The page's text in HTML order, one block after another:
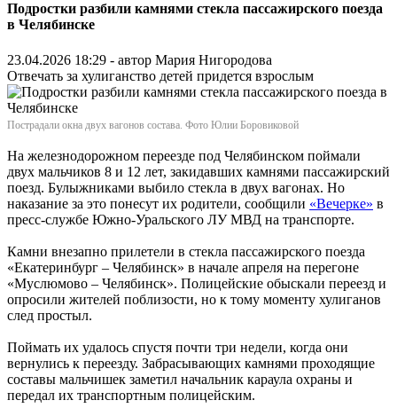
Подростки разбили камнями стекла пассажирского поезда
в Челябинске
23.04.2026 18:29 - автор Мария Нигородова
Отвечать за хулиганство детей придется взрослым
Пострадали окна двух вагонов состава. Фото Юлии Боровиковой
На железнодорожном переезде под Челябинском поймали
двух мальчиков 8 и 12 лет, закидавших камнями пассажирский
поезд. Булыжниками выбило стекла в двух вагонах. Но
наказание за это понесут их родители, сообщили «Вечерке» в
пресс-службе Южно-Уральского ЛУ МВД на транспорте.
Камни внезапно прилетели в стекла пассажирского поезда
«Екатеринбург – Челябинск» в начале апреля на перегоне
«Муслюмово – Челябинск». Полицейские обыскали переезд и
опросили жителей поблизости, но к тому моменту хулиганов
след простыл.
Поймать их удалось спустя почти три недели, когда они
вернулись к переезду. Забрасывающих камнями проходящие
составы мальчишек заметил начальник караула охраны и
передал их транспортным полицейским.